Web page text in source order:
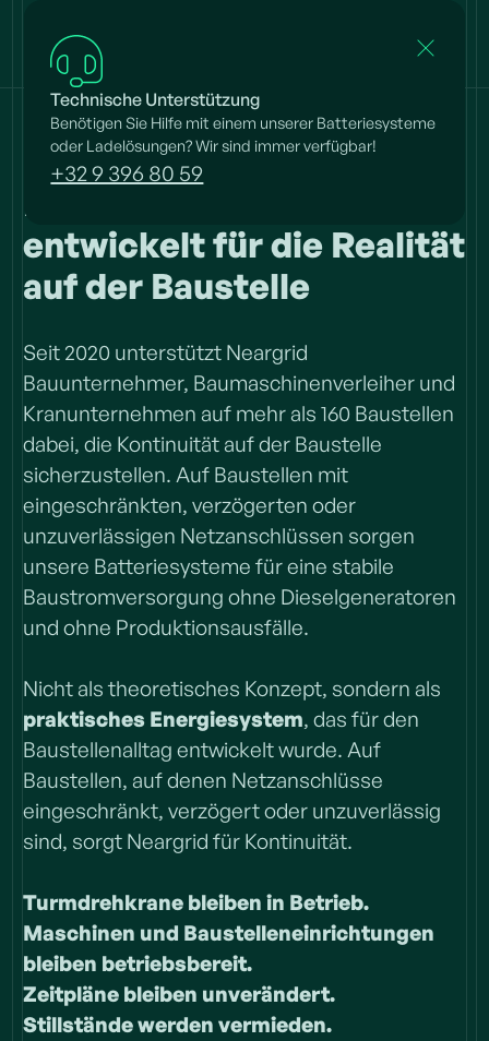
Technische Unterstützung
Benötigen Sie Hilfe mit einem unserer Batteriesysteme
oder Ladelösungen? Wir sind immer verfügbar!
+32 9 396 80 59
Der perfekte Impuls für alle,
die bauen
Erfahren Sie mehr über uns
Zuverlässige
Baustromversorgung,
entwickelt für die Realität
auf der Baustelle
Seit 2020 unterstützt Neargrid
Bauunternehmer, Baumaschinenverleiher und
Kranunternehmen auf mehr als 160 Baustellen
dabei, die Kontinuität auf der Baustelle
sicherzustellen. Auf Baustellen mit
eingeschränkten, verzögerten oder
unzuverlässigen Netzanschlüssen sorgen
unsere Batteriesysteme für eine stabile
Baustromversorgung ohne Dieselgeneratoren
und ohne Produktionsausfälle.
Nicht als theoretisches Konzept, sondern als
praktisches Energiesystem, das für den
Baustellenalltag entwickelt wurde. Auf
Baustellen, auf denen Netzanschlüsse
eingeschränkt, verzögert oder unzuverlässig
sind, sorgt Neargrid für Kontinuität.
‍Turmdrehkrane bleiben in Betrieb.
Maschinen und Baustelleneinrichtungen
bleiben betriebsbereit.
Zeitpläne bleiben unverändert.
Stillstände werden vermieden.